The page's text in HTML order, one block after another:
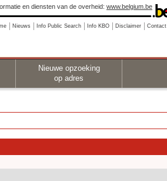
en diensten van de overheid: www.belgium.be
Nieuws Info Public Search Info KBO Disclaimer Contact
Nieuwe opzoeking
op adres